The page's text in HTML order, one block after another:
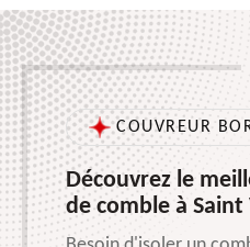
COUVREUR
Découvrez le
de comble à Saint